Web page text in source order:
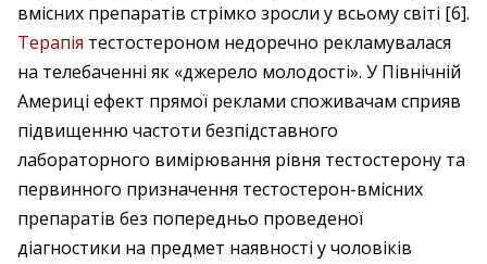
вмісних препаратів стрімко зросли у всьому світі [6].
Терапія тестостероном недоречно рекламувалася
на телебаченні як «джерело молодості». У Північній
Америці ефект прямої реклами споживачам сприяв
підвищенню частоти безпідставного
лабораторного вимірювання рівня тестостерону та
первинного призначення тестостерон-­вмісних
препаратів без попередньо проведеної
діагностики на предмет наявності у чоловіків